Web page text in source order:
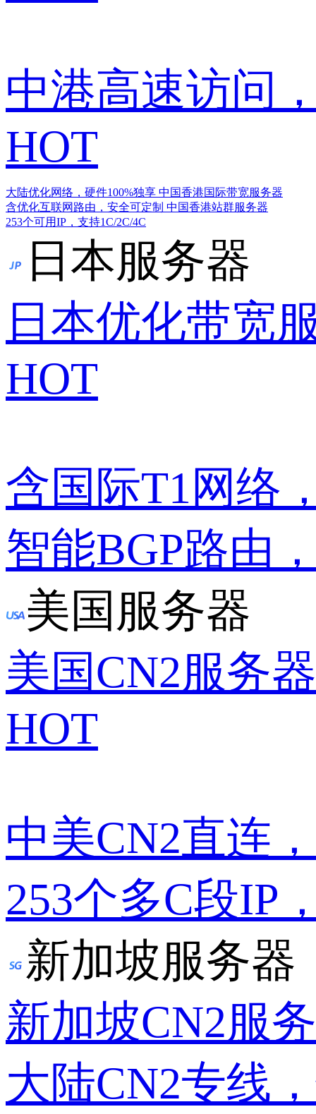
中港高速访问
HOT
大陆优化网络，硬件100%独享 中国香港国际带宽服务器
含优化互联网路由，安全可定制 中国香港站群服务器
253个可用IP，支持1C/2C/4C
日本服务器
日本优化带宽
HOT
含国际T1网络
智能BGP路由
美国服务器
美国CN2服务器
HOT
中美CN2直连
253个多C段IP
新加坡服务器
新加坡CN2服
大陆CN2专线